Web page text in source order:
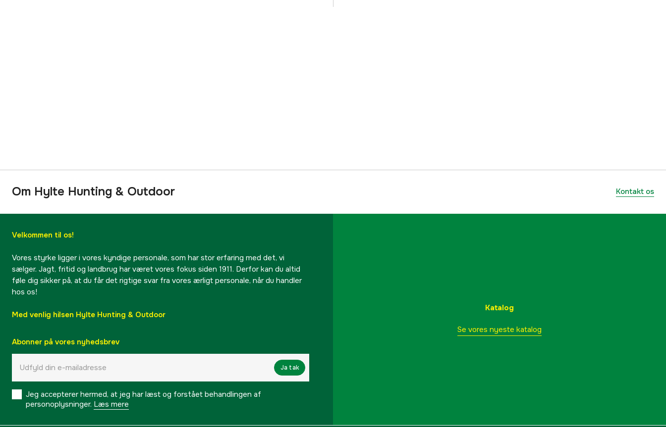
Om Hylte Hunting & Outdoor Kontakt os
Velkommen til os!
Vores styrke ligger i vores kyndige personale, som har stor erfaring med det, vi
sælger. Jagt, fritid og landbrug har været vores fokus siden 1911. Derfor kan du altid
føle dig sikker på, at du får det rigtige svar fra vores ærligt personale, når du handler
hos os!
Med venlig hilsen Hylte Hunting & Outdoor
Abonner på vores nyhedsbrev
Ja tak
Jeg accepterer hermed, at jeg har læst og forstået behandlingen af ​​
personoplysninger. Læs mere
Katalog
Se vores nyeste katalog